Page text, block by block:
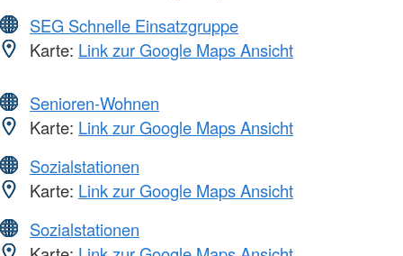
SEG Schnelle Einsatzgruppe
Karte: Link zur Google Maps Ansicht
Senioren-Wohnen
Karte: Link zur Google Maps Ansicht
Sozialstationen
Karte: Link zur Google Maps Ansicht
Sozialstationen